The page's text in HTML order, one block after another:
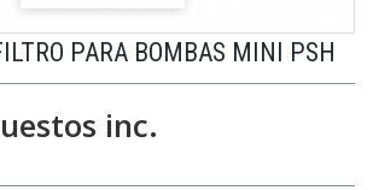
PARA BOMBAS MINI PSH
inc.